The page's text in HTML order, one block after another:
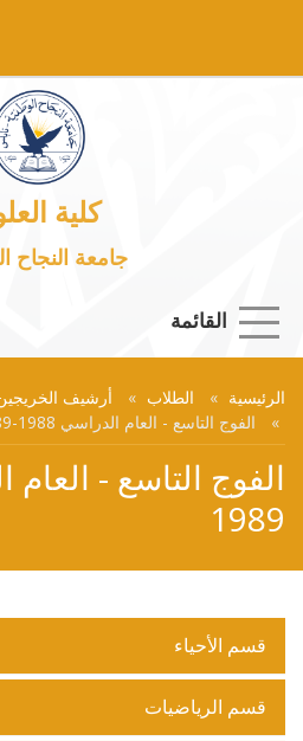
كلية
جامعة النجاح
القائمة
الرئيسية الطلاب
أرشيف
الفوج التاسع - العام الدراسي 1988-1989
1989
قسم الأحياء
قسم الرياضيات